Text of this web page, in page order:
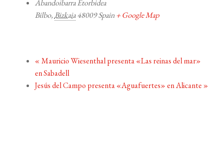
Abandoibarra Etorbidea
Bilbo,Bizkaia 48009 Spain + Google Map
«Mauricio Wiesenthal presenta «Las reinas del mar»
en Sabadell
Jesús del Campo presenta «Aguafuertes» en Alicante »